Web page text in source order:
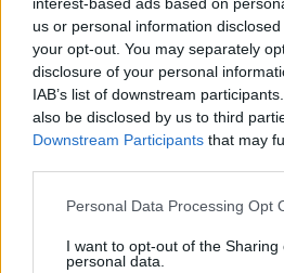
us or personal information
your opt-out. You may separately
disclosure of your personal
IAB’s list of downstream
also be disclosed by us to third
Downstream Participants that may
Personal Data Processing Opt
I want to opt-out of the Sharing
personal data.
κοινοβουλευτικών
εργασιών της Βουλής, ο
Κωνσταντίνος Τασούλας είχε
αφορά την ίδια την
Διαφάνειας, και πως ο ίδιος
έρευνα για την υπόθεση
αστυνομία συμπέρανε ότι
στο γραφείο του γενικού